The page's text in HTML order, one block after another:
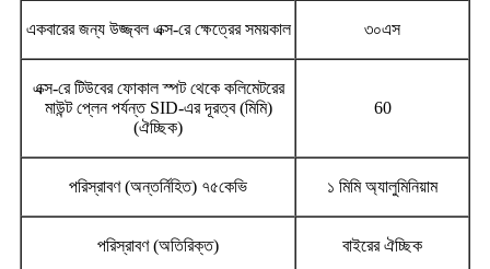
একবারের জন্য উজ্জ্বল এক্স-রে ক্ষেত্রের সময়কাল ৩০এস
এক্স-রে টিউবের ফোকাল স্পট থেকে কলিমেটরের
মাউন্ট প্লেন পর্যন্ত SID-এর দূরত্ব (মিমি)
(ঐচ্ছিক)
60
পরিস্রাবণ (অন্তর্নিহিত) ৭৫কেভি ১ মিমি অ্যালুমিনিয়াম
পরিস্রাবণ (অতিরিক্ত) বাইরের ঐচ্ছিক